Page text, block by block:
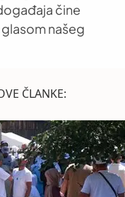
čine
našeg
ČLANKE: